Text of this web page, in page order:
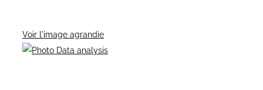
Voir l'image agrandie